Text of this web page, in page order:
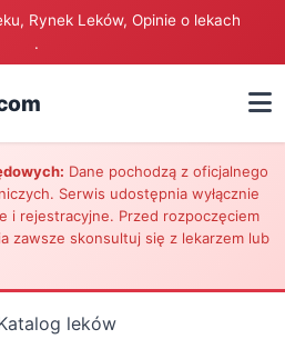
Rynek Leków, Opinie o lekach
.
Dane pochodzą z oficjalnego
Serwis udostępnia wyłącznie
i rejestracyjne. Przed rozpoczęciem
zawsze skonsultuj się z lekarzem lub
leków